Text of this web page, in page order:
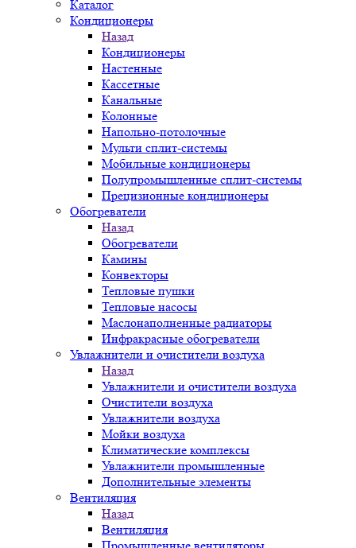
Каталог
Кондиционеры
Назад
Кондиционеры
Настенные
Кассетные
Канальные
Колонные
Напольно-потолочные
Мульти сплит-системы
Мобильные кондиционеры
Полупромышленные сплит-системы
Прецизионные кондиционеры
Обогреватели
Назад
Обогреватели
Камины
Конвекторы
Тепловые пушки
Тепловые насосы
Маслонаполненные радиаторы
Инфракрасные обогреватели
Увлажнители и очистители воздуха
Назад
Увлажнители и очистители воздуха
Очистители воздуха
Увлажнители воздуха
Мойки воздуха
Климатические комплексы
Увлажнители промышленные
Дополнительные элементы
Вентиляция
Назад
Вентиляция